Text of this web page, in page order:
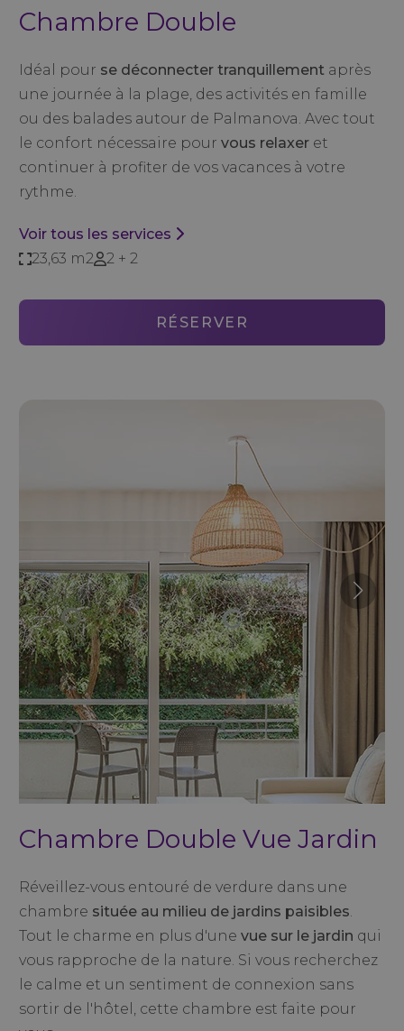
Chambre Double
Idéal pour se déconnecter tranquillement après
une journée à la plage, des activités en famille
ou des balades autour de Palmanova. Avec tout
le confort nécessaire pour vous relaxeret
continuer à profiter de vos vacances à votre
rythme.
Voir tous les services
23,63 m2
2 + 2
RÉSERVER
Chambre Double Vue Jardin
Réveillez-vous entouré de verdure dans une
chambre située au milieu de jardins paisibles.
Tout le charme en plus d'une vue sur le jardin qui
vous rapproche de la nature. Si vous recherchez
le calme et un sentiment de connexion sans
sortir de l'hôtel, cette chambre est faite pour